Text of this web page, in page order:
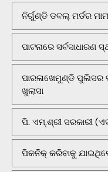
ନିର୍ଗୁଣ୍ଡି ଡବଲ୍ ମର୍ଡର
ପାଟନାରେ
ପାରଳାଖେମୁଣ୍ଡି ପୁଲିସର
ଖୁଲାସା
ପି. ଏମ୍.ଶ୍ରୀ ସରକାରୀ
ପିକନିକ୍‌ କରିବାକୁ